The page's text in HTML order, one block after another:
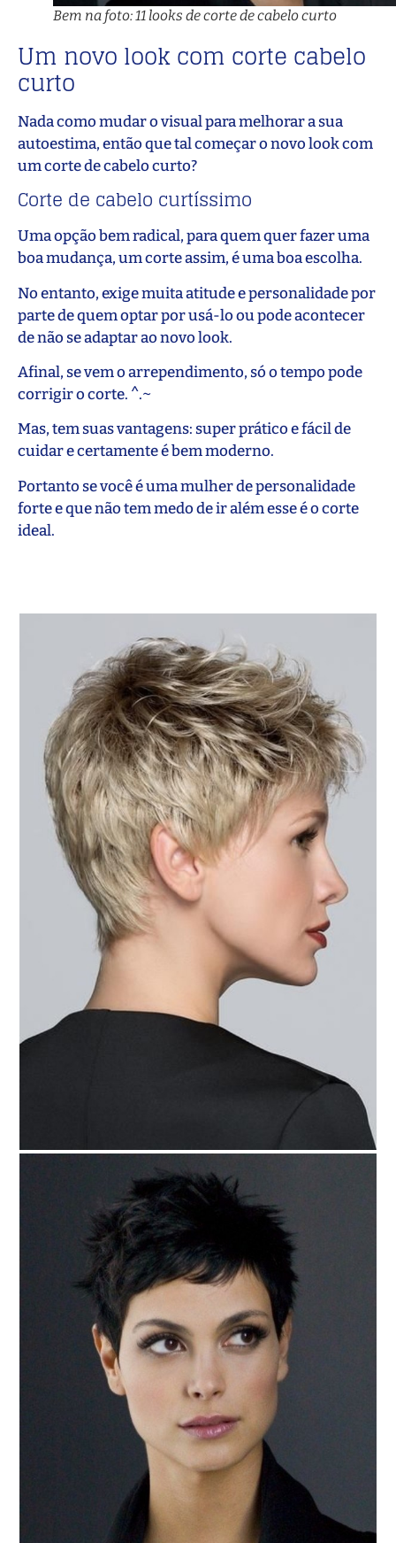
Bem na foto: 11 looks de corte de cabelo curto
Um novo look com corte cabelo
curto
Nada como mudar o visual para melhorar a sua
autoestima, então que tal começar o novo look com
um corte de cabelo curto?
Corte de cabelo curtíssimo
Uma opção bem radical, para quem quer fazer uma
boa mudança, um corte assim, é uma boa escolha.
No entanto, exige muita atitude e personalidade por
parte de quem optar por usá-lo ou pode acontecer
de não se adaptar ao novo look.
Afinal, se vem o arrependimento, só o tempo pode
corrigir o corte. ^.~
Mas, tem suas vantagens: super prático e fácil de
cuidar e certamente é bem moderno.
Portanto se você é uma mulher de personalidade
forte e que não tem medo de ir além esse é o corte
ideal.